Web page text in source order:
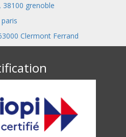
38100 grenoble
Clermont Ferrand